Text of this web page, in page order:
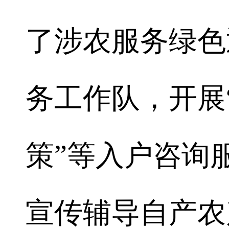
了涉农服务绿
务工作队，开
策”等入户咨询
宣传辅导自产